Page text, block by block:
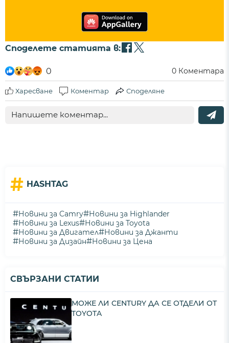
Споделете статията в:
0 0 Коментара
Харесване Коментар Споделяне
# HASHTAG
#Новини за Camry#Новини за Highlander
#Новини за Lexus#Новини за Toyota
#Новини за Двигател#Новини за Джанти
#Новини за Дизайн#Новини за Цена
СВЪРЗАНИ СТАТИИ
МОЖЕ ЛИ CENTURY ДА СЕ ОТДЕЛИ ОТ
TOYOTA